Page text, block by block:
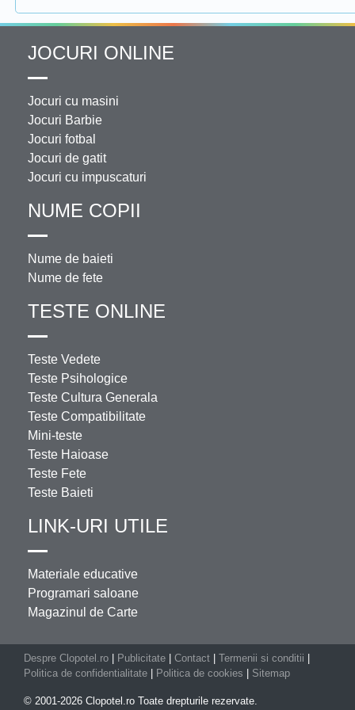
JOCURI ONLINE
Jocuri cu masini
Jocuri Barbie
Jocuri fotbal
Jocuri de gatit
Jocuri cu impuscaturi
NUME COPII
Nume de baieti
Nume de fete
TESTE ONLINE
Teste Vedete
Teste Psihologice
Teste Cultura Generala
Teste Compatibilitate
Mini-teste
Teste Haioase
Teste Fete
Teste Baieti
LINK-URI UTILE
Materiale educative
Programari saloane
Magazinul de Carte
Despre Clopotel.ro Publicitate Contact Termenii si conditii
Politica de confidentialitate
Politica de cookies Sitemap
© 2001-2026 Clopotel.ro Toate drepturile rezervate.